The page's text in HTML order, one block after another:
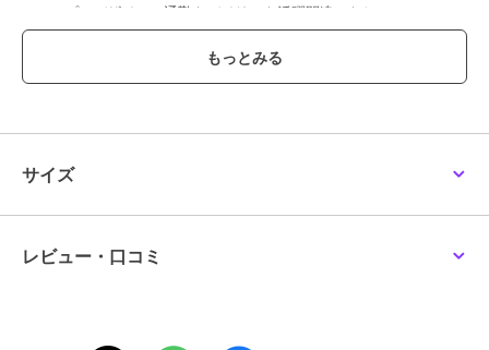
・シンプルデザインで通勤もデイリーも活躍間違いなし
・柔らかいタッチのジョーゼット素材
きれいめブラウスやニット合わせで通勤スタイルに。
シンプルデザインでトップスを問わず着こなせるので、デイリーにも
--------------------
サイズ
レビュー・口コミ